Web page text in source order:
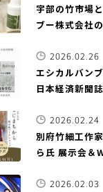
宇部の竹市場
ブー株式会社
れました！
2026.02.26
エシカルバン
日本経済新聞
2026.02.24
別府竹細工作
ら氏 展示会＆
2026.02.03